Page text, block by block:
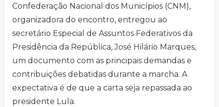
Confederação Nacional dos Municípios (CNM),
organizadora do encontro, entregou ao
secretário Especial de Assuntos Federativos da
Presidência da República, José Hilário Marques,
um documento com as principais demandas e
contribuições debatidas durante a marcha. A
expectativa é de que a carta seja repassada ao
presidente Lula.